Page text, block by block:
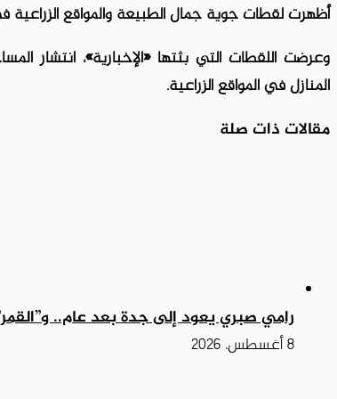
أظهرت لقطات جوية جمال الطبيعة والمواقع
وعرضت اللقطات التي بثتها «الإخبارية»، انتشار
المنازل في المواقع الزراعية.
مقالات ذات صلة
رامي صبري يعود إلى جدة بعد عام..
8 أغسطس، 2026